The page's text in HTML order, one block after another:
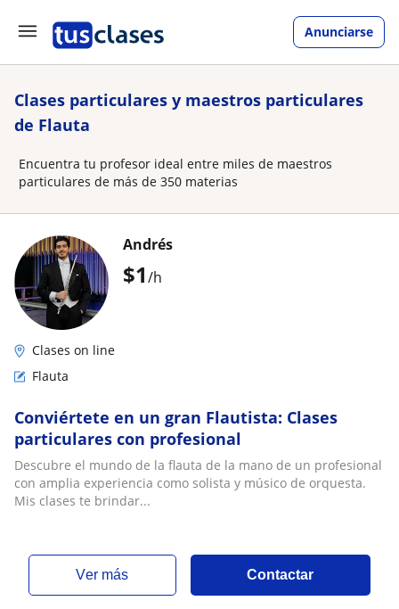
Anunciarse
Clases particulares y maestros particulares
de Flauta
Encuentra tu profesor ideal entre miles de maestros
particulares de más de 350 materias
$1/h
Andrés
Clases on line
Flauta
Conviértete en un gran Flautista: Clases
particulares con profesional
Descubre el mundo de la flauta de la mano de un profesional
con amplia experiencia como solista y músico de orquesta.
Mis clases te brindar...
ver más Contactar